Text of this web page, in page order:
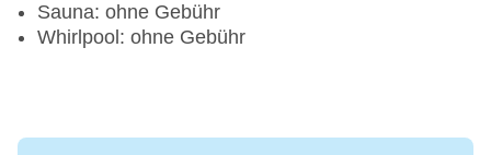
Sauna: ohne Gebühr
Whirlpool: ohne Gebühr